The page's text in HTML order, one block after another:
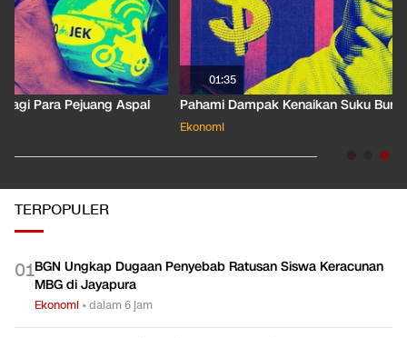
01:35
Pahami Dampak Kenaikan Suku Bunga Acuan ke Cicilan KPR
TERPOPULER
01BGN Ungkap Dugaan Penyebab Ratusan Siswa Keracunan
MBG di Jayapura
Ekonomi •dalam 6 jam